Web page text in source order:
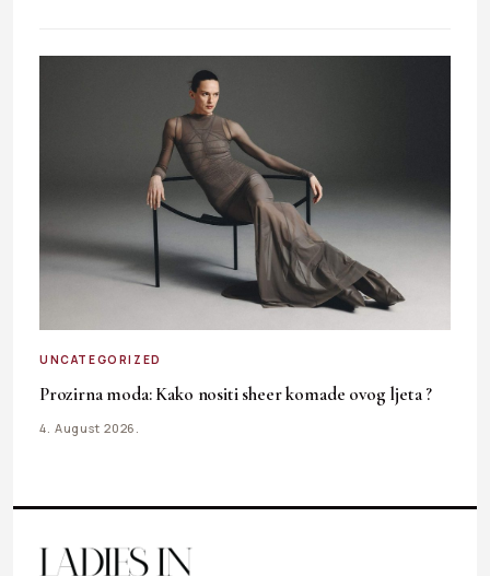
UNCATEGORIZED
Prozirna moda: Kako nositi sheer komade ovog ljeta ?
4. August 2026.